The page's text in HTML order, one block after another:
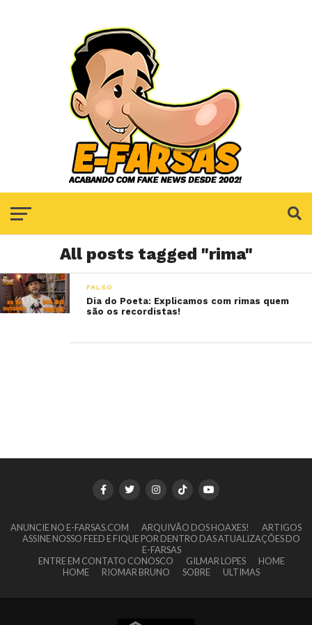
All posts tagged "rima"
FALSO
Dia do Poeta: Explicamos com rimas quem
são os recordistas!
ANUNCIE NO E-FARSAS.COM ARQUIVÃO DOS HOAXES!
ARTIGOS
ASSINE NOSSO FEED E FIQUE POR DENTRO DAS ATUALIZAÇÕES DO
E-FARSAS
ENTRE EM CONTATO CONOSCO
GILMAR LOPES
HOME
HOME
RIOMAR BRUNO SOBRE ULTIMAS